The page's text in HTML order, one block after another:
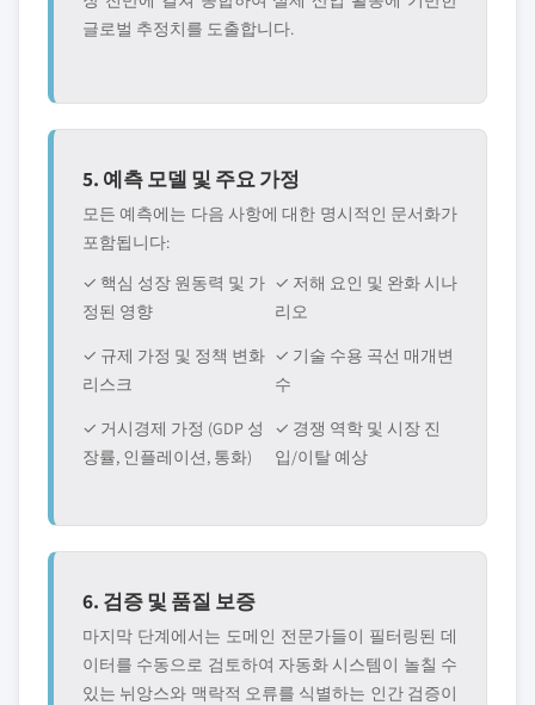
글로벌 추정치를 도출합니다.
5. 예측 모델 및 주요 가정
모든 예측에는 다음 사항에 대한 명시적인 문서화가
포함됩니다:
✓ 핵심 성장 원동력 및 가
정된 영향
✓ 저해 요인 및 완화 시나
리오
✓ 규제 가정 및 정책 변화
리스크
✓ 기술 수용 곡선 매개변
수
✓ 거시경제 가정 (GDP 성
장률, 인플레이션, 통화)
✓ 경쟁 역학 및 시장 진
입/이탈 예상
6. 검증 및 품질 보증
마지막 단계에서는 도메인 전문가들이 필터링된 데
이터를 수동으로 검토하여 자동화 시스템이 놀칠 수
있는 뉘앙스와 맥락적 오류를 식별하는 인간 검증이